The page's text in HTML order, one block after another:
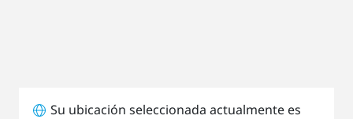
Su ubicación seleccionada actualmente es